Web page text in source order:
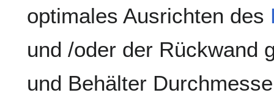
optimales Ausrichten des
und /oder der Rückwand
und Behälter